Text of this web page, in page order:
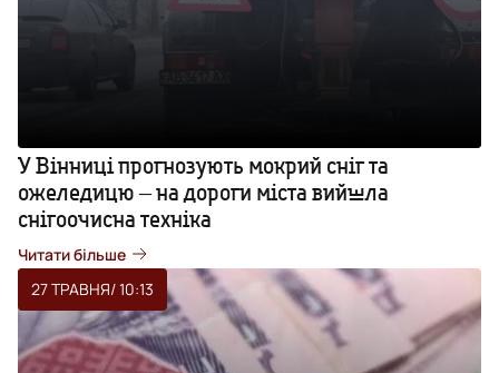
У Вінниці прогнозують мокрий сніг та
ожеледицю ‒ на дороги міста вийшла
снігоочисна техніка
Читати більше
27 ТРАВНЯ/ 10:13